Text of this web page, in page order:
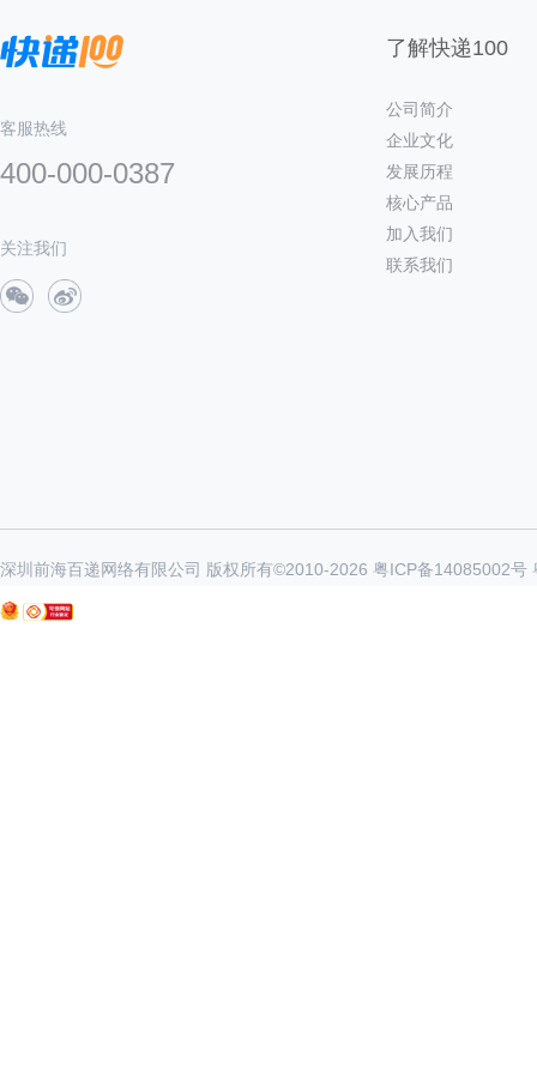
客服热线
400-000-0387
关注我们
了解快递100
公司简介
企业文化
发展历程
核心产品
加入我们
联系我们
深圳前海百递网络有限公司 版权所有©2010-2026 粤ICP备14085002号